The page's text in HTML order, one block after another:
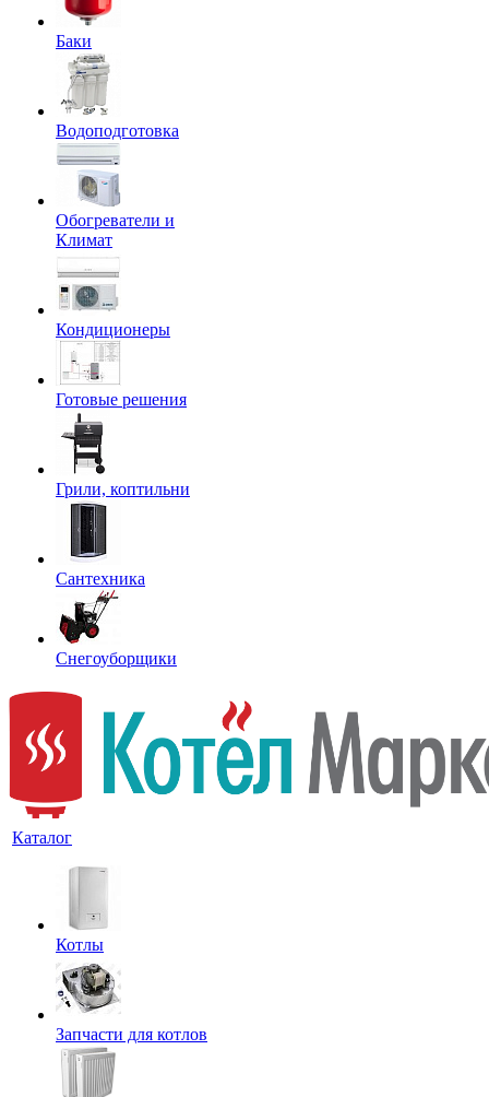
Баки
Водоподготовка
Обогреватели и
Климат
Кондиционеры
Готовые решения
Грили, коптильни
Сантехника
Снегоуборщики
Каталог
Котлы
Запчасти для котлов